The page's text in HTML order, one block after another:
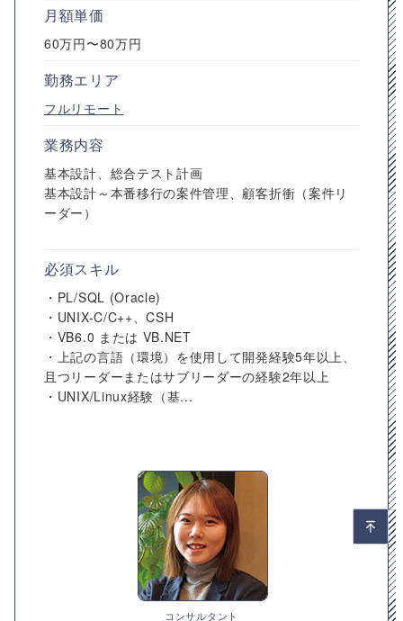
月額単価
60万円〜80万円
勤務エリア
フルリモート
業務内容
基本設計、総合テスト計画
基本設計～本番移行の案件管理、顧客折衝（案件リ
ーダー）
必須スキル
・PL/SQL (Oracle)
・UNIX-C/C++、CSH
・VB6.0 または VB.NET
・上記の言語（環境）を使用して開発経験5年以上、
且つリーダーまたはサブリーダーの経験2年以上
・UNIX/Linux経験（基...
コンサルタント